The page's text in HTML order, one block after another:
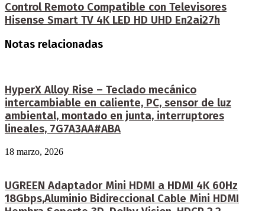
Control Remoto Compatible con Televisores
Hisense Smart TV 4K LED HD UHD En2ai27h
Notas relacionadas
HyperX Alloy Rise – Teclado mecánico
intercambiable en caliente, PC, sensor de luz
ambiental, montado en junta, interruptores
lineales, 7G7A3AA#ABA
18 marzo, 2026
UGREEN Adaptador Mini HDMI a HDMI 4K 60Hz
18Gbps,Aluminio Bidireccional Cable Mini HDMI